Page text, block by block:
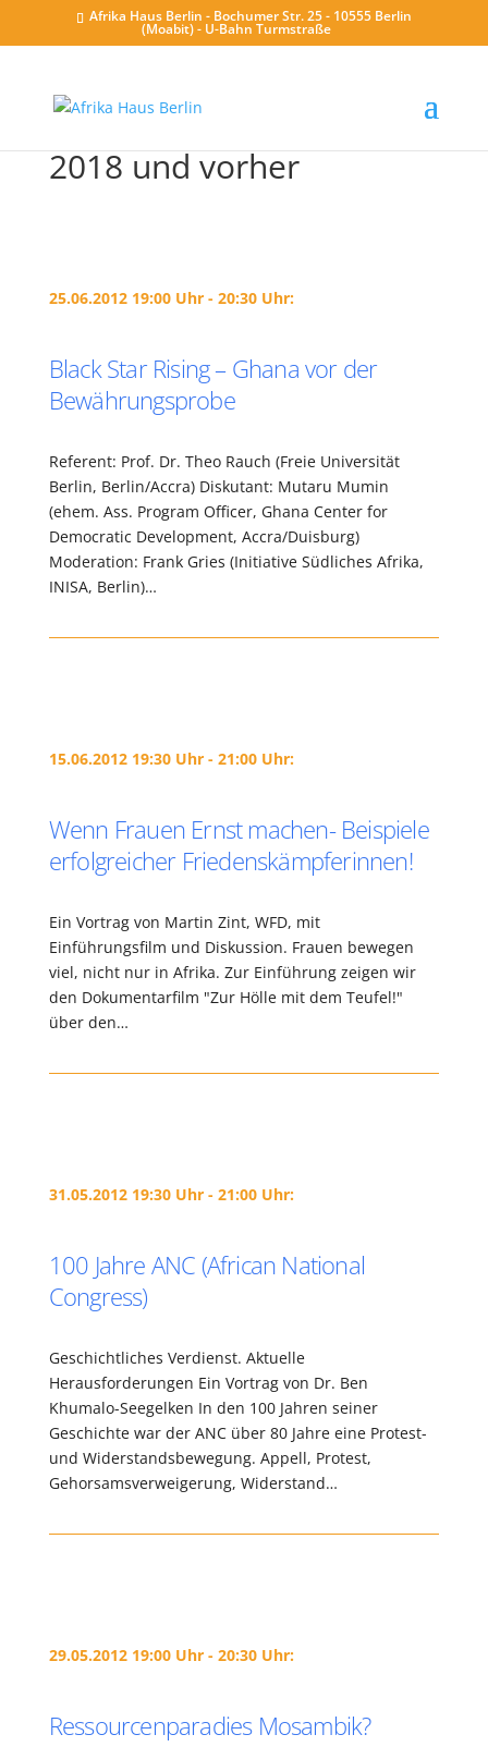
Afrika Haus Berlin - Bochumer Str. 25 - 10555 Berlin
(Moabit) - U-Bahn Turmstraße
2018 und vorher
25.06.2012 19:00 Uhr - 20:30 Uhr:
Black Star Rising – Ghana vor der
Bewährungsprobe
Referent: Prof. Dr. Theo Rauch (Freie Universität
Berlin, Berlin/Accra) Diskutant: Mutaru Mumin
(ehem. Ass. Program Officer, Ghana Center for
Democratic Development, Accra/Duisburg)
Moderation: Frank Gries (Initiative Südliches Afrika,
INISA, Berlin)…
15.06.2012 19:30 Uhr - 21:00 Uhr:
Wenn Frauen Ernst machen- Beispiele
erfolgreicher Friedenskämpferinnen!
Ein Vortrag von Martin Zint, WFD, mit
Einführungsfilm und Diskussion. Frauen bewegen
viel, nicht nur in Afrika. Zur Einführung zeigen wir
den Dokumentarfilm "Zur Hölle mit dem Teufel!"
über den…
31.05.2012 19:30 Uhr - 21:00 Uhr:
100 Jahre ANC (African National
Congress)
Geschichtliches Verdienst. Aktuelle
Herausforderungen Ein Vortrag von Dr. Ben
Khumalo-Seegelken In den 100 Jahren seiner
Geschichte war der ANC über 80 Jahre eine Protest-
und Widerstandsbewegung. Appell, Protest,
Gehorsamsverweigerung, Widerstand…
29.05.2012 19:00 Uhr - 20:30 Uhr:
Ressourcenparadies Mosambik?